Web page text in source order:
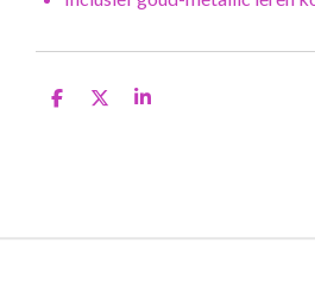
D
D
S